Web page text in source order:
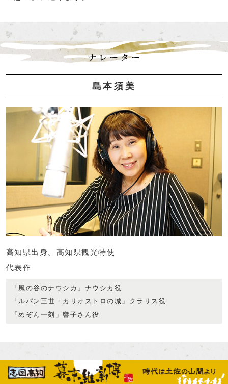
島本須美
高知県出身。高知県観光特使
代表作
「風の谷のナウシカ」ナウシカ役
「ルパン三世・カリオストロの城」クラリス役
「めぞん一刻」響子さん役